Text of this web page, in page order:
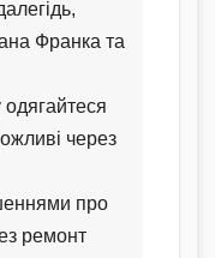
Франка та
через
про
ремонт